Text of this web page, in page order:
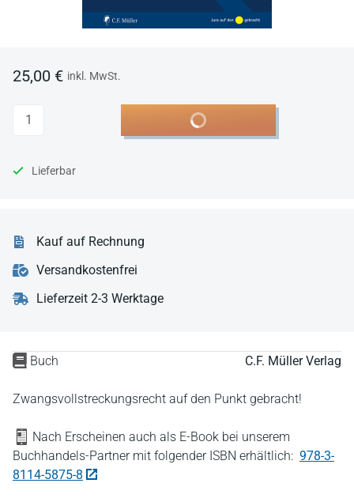
Buch C.F. Müller Verlag
Zwangsvollstreckungsrecht auf den Punkt gebracht!
Nach Erscheinen auch als E-Book bei unserem
Buchhandels-Partner mit folgender ISBN erhältlich: 978-3-
8114-5875-8
25,00 € inkl. MwSt.
Anzahl In den Warenkorb
Lieferbar
Kauf auf Rechnung
Versandkostenfrei
Lieferzeit 2-3 Werktage